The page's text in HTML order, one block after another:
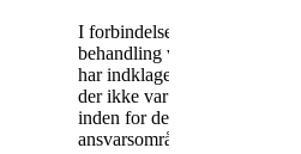
I forbindelse med sagens
behandling ved sekretariatet
har indklagede fastholdt, at
der ikke var konstateret fejl
inden for deres
ansvarsområde, og at